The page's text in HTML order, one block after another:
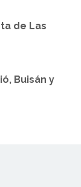
de Las
Buisán y